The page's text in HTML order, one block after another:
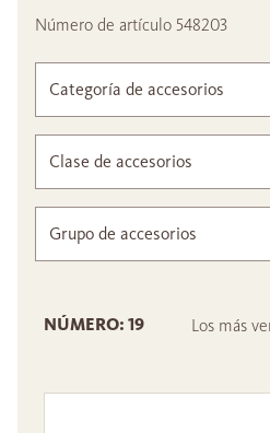
Número de artículo 548203
Categoría de accesorios
Clase de accesorios
Grupo de accesorios
NÚMERO: 19 Los más